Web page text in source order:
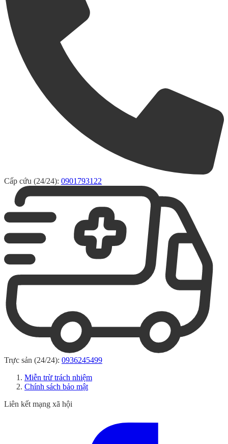
Cấp cứu (24/24): 0901793122
Trực sản (24/24): 0936245499
Miễn trừ trách nhiệm
Chính sách bảo mật
Liên kết mạng xã hội